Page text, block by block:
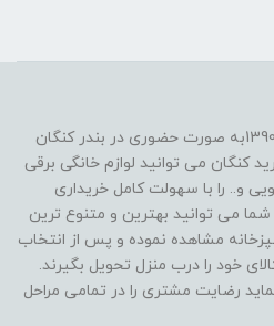
فروشگاه مروارید کنگان از سال 1390به صورت حضوری در بندر کنگان
کنگان می توانید لوازم خانگی برقی
و.. را با سهولت کامل خریداری
شما می توانید بهترین و متنوع ترین
مشاهده نموده و پس از انتخاب
خود را درب منزل تحویل بگیرند.
رضایت مشتری را در تمامی مراحل